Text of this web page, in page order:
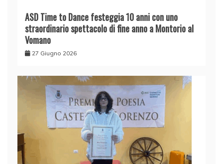
ASD Time to Dance festeggia 10 anni con uno
straordinario spettacolo di fine anno a Montorio al
Vomano
27 Giugno 2026